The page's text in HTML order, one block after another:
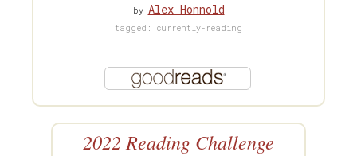
by Alex Honnold
tagged: currently-reading
2022 Reading Challenge